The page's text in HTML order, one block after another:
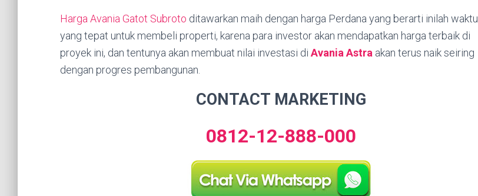
Harga Avania Gatot Subroto ditawarkan maih dengan harga Perdana yang berarti inilah waktu
yang tepat untuk membeli properti, karena para investor akan mendapatkan harga terbaik di
proyek ini, dan tentunya akan membuat nilai investasi di Avania Astra akan terus naik seiring
dengan progres pembangunan.
CONTACT MARKETING
0812-12-888-000